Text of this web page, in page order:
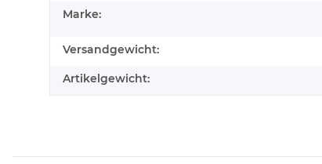
Marke:
Versandgewicht:
Artikelgewicht: